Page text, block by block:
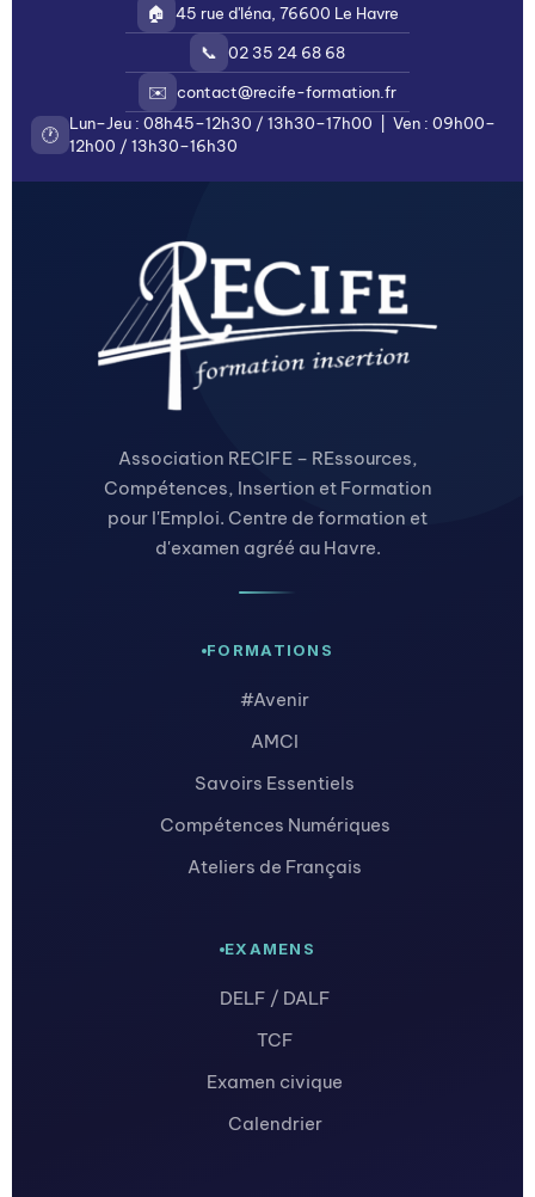
🏠 45 rue d'Iéna, 76600 Le Havre
📞 02 35 24 68 68
✉️ contact@recife-formation.fr
🕐
Lun–Jeu : 08h45–12h30 / 13h30–17h00 | Ven : 09h00–
12h00 / 13h30–16h30
Association RECIFE – REssources,
Compétences, Insertion et Formation
pour l'Emploi. Centre de formation et
d'examen agréé au Havre.
FORMATIONS
#Avenir
AMCI
Savoirs Essentiels
Compétences Numériques
Ateliers de Français
EXAMENS
DELF / DALF
TCF
Examen civique
Calendrier